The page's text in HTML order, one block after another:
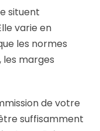
situent
varie en
les normes
les marges
de votre
suffisamment